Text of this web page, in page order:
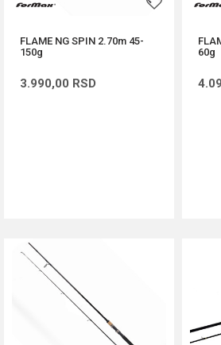
FLAME NG SPIN 2.70m 45-
150g
3.990,00 RSD
60g